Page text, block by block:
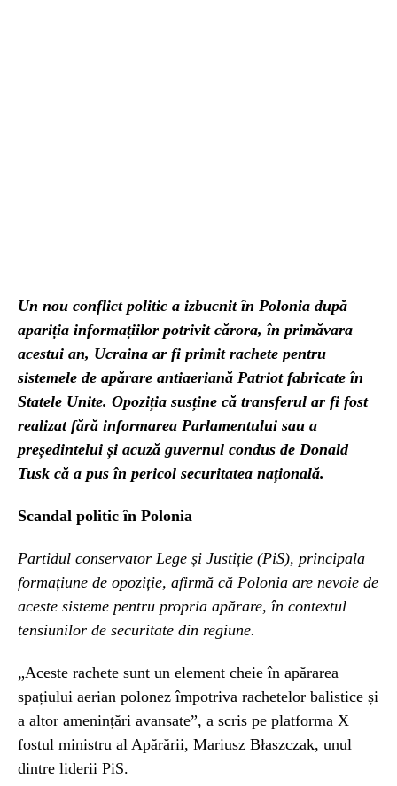
Un nou conflict politic a izbucnit în Polonia după
apariția informațiilor potrivit cărora, în primăvara
acestui an, Ucraina ar fi primit rachete pentru
sistemele de apărare antiaeriană Patriot fabricate în
Statele Unite. Opoziția susține că transferul ar fi fost
realizat fără informarea Parlamentului sau a
președintelui și acuză guvernul condus de Donald
Tusk că a pus în pericol securitatea națională.
Scandal politic în Polonia
Partidul conservator Lege și Justiție (PiS), principala
formațiune de opoziție, afirmă că Polonia are nevoie de
aceste sisteme pentru propria apărare, în contextul
tensiunilor de securitate din regiune.
„Aceste rachete sunt un element cheie în apărarea
spațiului aerian polonez împotriva rachetelor balistice și
a altor amenințări avansate”, a scris pe platforma X
fostul ministru al Apărării, Mariusz Błaszczak, unul
dintre liderii PiS.